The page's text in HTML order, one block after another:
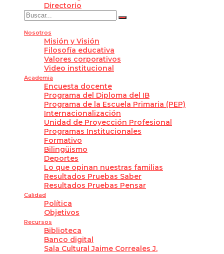
Directorio
Nosotros
Misión y Visión
Filosofía educativa
Valores corporativos
Video institucional
Academia
Encuesta docente
Programa del Diploma del IB
Programa de la Escuela Primaria (PEP)
Internacionalización
Unidad de Proyección Profesional
Programas Institucionales
Formativo
Bilingüismo
Deportes
Lo que opinan nuestras familias
Resultados Pruebas Saber
Resultados Pruebas Pensar
Calidad
Política
Objetivos
Recursos
Biblioteca
Banco digital
Sala Cultural Jaime Correales J.